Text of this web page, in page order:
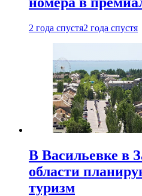
2 года спустя2 года спустя
В Васильевке в
области
туризм